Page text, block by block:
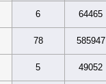
6 64465
78 585947
5 49052